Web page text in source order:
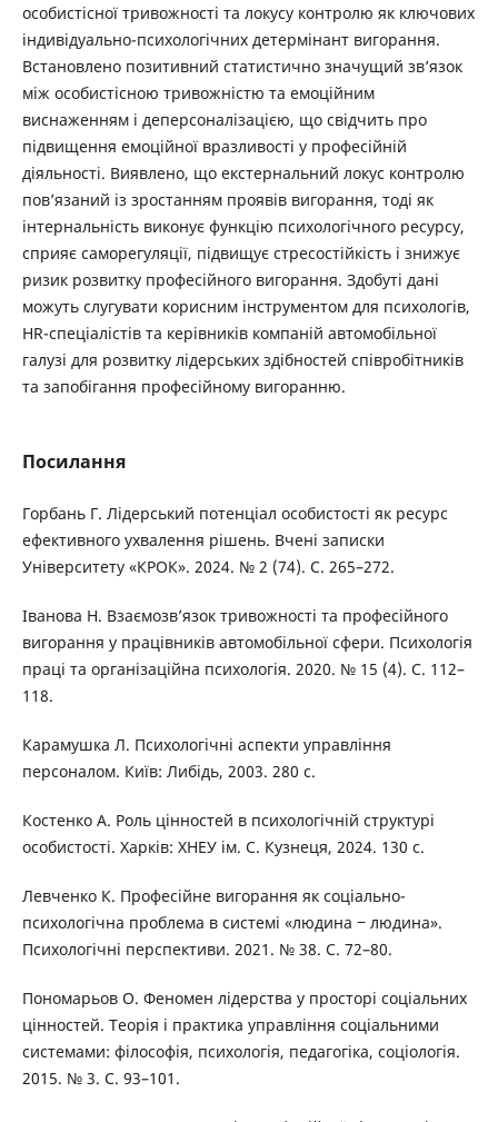
особистісної тривожності та локусу контролю як ключових
індивідуально-психологічних детермінант вигорання.
Встановлено позитивний статистично значущий зв’язок
між особистісною тривожністю та емоційним
виснаженням і деперсоналізацією, що свідчить про
підвищення емоційної вразливості у професійній
діяльності. Виявлено, що екстернальний локус контролю
пов’язаний із зростанням проявів вигорання, тоді як
інтернальність виконує функцію психологічного ресурсу,
сприяє саморегуляції, підвищує стресостійкість і знижує
ризик розвитку професійного вигорання. Здобуті дані
можуть слугувати корисним інструментом для психологів,
HR-спеціалістів та керівників компаній автомобільної
галузі для розвитку лідерських здібностей співробітників
та запобігання професійному вигоранню.
Посилання
Горбань Г. Лідерський потенціал особистості як ресурс
ефективного ухвалення рішень. Вчені записки
Університету «КРОК». 2024. № 2 (74). С. 265–272.
Іванова Н. Взаємозв’язок тривожності та професійного
вигорання у працівників автомобільної сфери. Психологія
праці та організаційна психологія. 2020. № 15 (4). С. 112–
118.
Карамушка Л. Психологічні аспекти управління
персоналом. Київ: Либідь, 2003. 280 с.
Костенко А. Роль цінностей в психологічній структурі
особистості. Харків: ХНЕУ ім. С. Кузнеця, 2024. 130 с.
Левченко К. Професійне вигорання як соціально-
психологічна проблема в системі «людина ‒ людина».
Психологічні перспективи. 2021. № 38. С. 72–80.
Пономарьов О. Феномен лідерства у просторі соціальних
цінностей. Теорія і практика управління соціальними
системами: філософія, психологія, педагогіка, соціологія.
2015. № 3. С. 93–101.